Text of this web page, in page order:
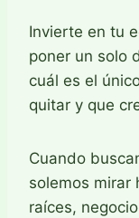
Invierte en tu
poner un solo
cuál es el
quitar y que
Cuando
solemos mirar
raíces,